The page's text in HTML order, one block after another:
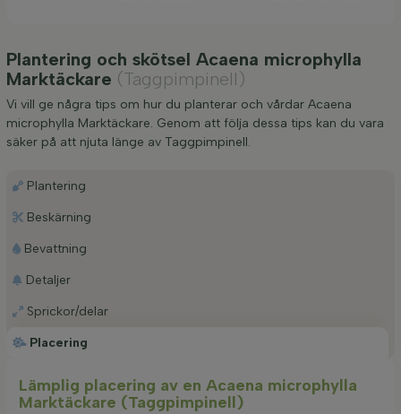
Plantering och skötsel Acaena microphylla
Marktäckare (Taggpimpinell)
Vi vill ge några tips om hur du planterar och vårdar Acaena
microphylla Marktäckare. Genom att följa dessa tips kan du vara
säker på att njuta länge av Taggpimpinell.
Placering
Plantering
Beskärning
Bevattning
Detaljer
Sprickor/delar
Lämplig placering av en Acaena microphylla
Marktäckare (Taggpimpinell)